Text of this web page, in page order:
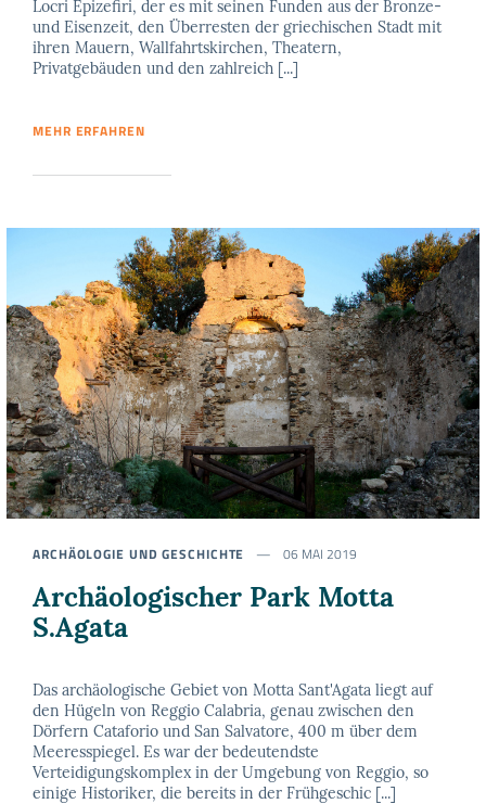
Locri Epizefiri, der es mit seinen Funden aus der Bronze-
und Eisenzeit, den Überresten der griechischen Stadt mit
ihren Mauern, Wallfahrtskirchen, Theatern,
Privatgebäuden und den zahlreich [...]
MEHR ERFAHREN
ARCHÄOLOGIE UND GESCHICHTE 06 MAI 2019
Archäologischer Park Motta
S.Agata
Das archäologische Gebiet von Motta Sant'Agata liegt auf
den Hügeln von Reggio Calabria, genau zwischen den
Dörfern Cataforio und San Salvatore, 400 m über dem
Meeresspiegel. Es war der bedeutendste
Verteidigungskomplex in der Umgebung von Reggio, so
einige Historiker, die bereits in der Frühgeschic [...]